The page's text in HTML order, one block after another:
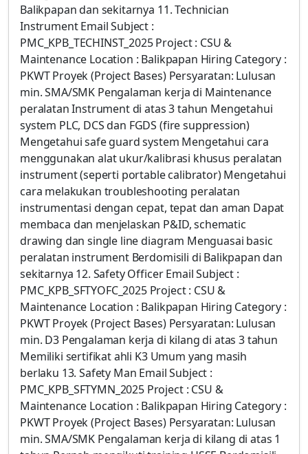
Balikpapan dan sekitarnya 11. Technician
Instrument Email Subject :
PMC_KPB_TECHINST_2025 Project : CSU &
Maintenance Location : Balikpapan Hiring Category :
PKWT Proyek (Project Bases) Persyaratan: Lulusan
min. SMA/SMK Pengalaman kerja di Maintenance
peralatan Instrument di atas 3 tahun Mengetahui
system PLC, DCS dan FGDS (fire suppression)
Mengetahui safe guard system Mengetahui cara
menggunakan alat ukur/kalibrasi khusus peralatan
instrument (seperti portable calibrator) Mengetahui
cara melakukan troubleshooting peralatan
instrumentasi dengan cepat, tepat dan aman Dapat
membaca dan menjelaskan P&ID, schematic
drawing dan single line diagram Menguasai basic
peralatan instrument Berdomisili di Balikpapan dan
sekitarnya 12. Safety Officer Email Subject :
PMC_KPB_SFTYOFC_2025 Project : CSU &
Maintenance Location : Balikpapan Hiring Category :
PKWT Proyek (Project Bases) Persyaratan: Lulusan
min. D3 Pengalaman kerja di kilang di atas 3 tahun
Memiliki sertifikat ahli K3 Umum yang masih
berlaku 13. Safety Man Email Subject :
PMC_KPB_SFTYMN_2025 Project : CSU &
Maintenance Location : Balikpapan Hiring Category :
PKWT Proyek (Project Bases) Persyaratan: Lulusan
min. SMA/SMK Pengalaman kerja di kilang di atas 1